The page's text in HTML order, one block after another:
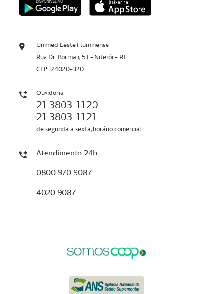
Unimed Leste Fluminense
Rua Dr. Borman, 51 - Niterói - RJ
CEP: 24020-320
Ouvidoria
21 3803-1120
21 3803-1121
de segunda a sexta, horário comercial
Atendimento 24h
0800 970 9087
4020 9087